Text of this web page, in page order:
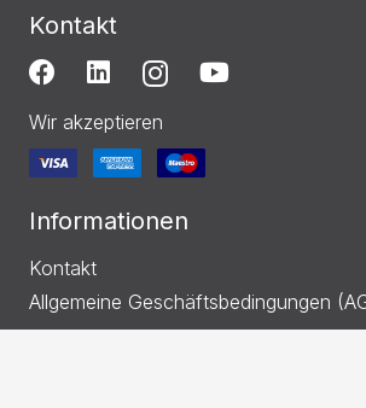
Kontakt
Wir akzeptieren
Informationen
Kontakt
Allgemeine Geschäftsbedingungen
Datenschutzerklärung